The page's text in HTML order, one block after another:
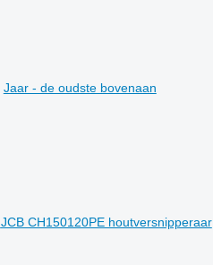
Jaar - de oudste bovenaan
JCB CH150120PE houtversnipperaar